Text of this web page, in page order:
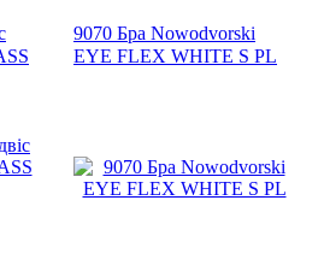
9070 Бра Nowodvorski
EYE FLEX WHITE S PL